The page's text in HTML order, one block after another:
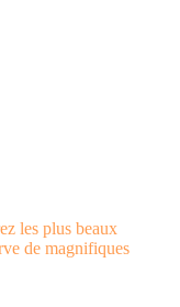
les plus beaux
de magnifiques